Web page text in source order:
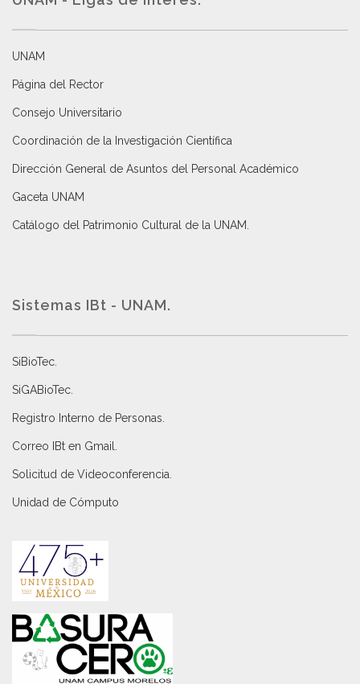
UNAM
Página del Rector
Consejo Universitario
Coordinación de la Investigación Científica
Dirección General de Asuntos del Personal Académico
Gaceta UNAM
Catálogo del Patrimonio Cultural de la UNAM.
Sistemas IBt - UNAM.
SiBioTec
SiGABioTec.
Registro Interno de Personas
Correo IBt en Gmail
Solicitud de Videoconferencia.
Unidad de Cómputo